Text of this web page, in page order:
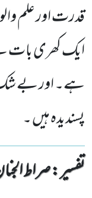
قدرت اور علم
ایک کھری بات سے
ہے۔ اور بے
پسندیدہ ہیں ۔
تفسیر : ‎صراط الجنان